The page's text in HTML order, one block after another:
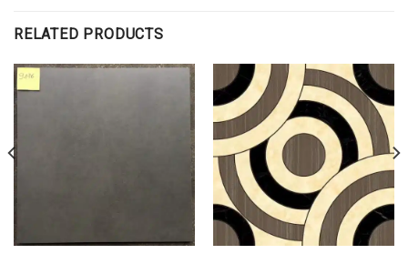
RELATED PRODUCTS